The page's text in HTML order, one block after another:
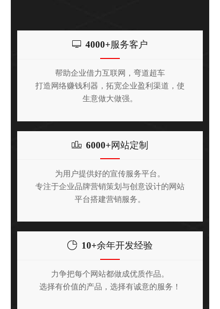
4000+服务客户
帮助企业借力互联网，弯道超车
打造网络赚钱利器，拓宽企业盈利渠道，使
生意做大做强。
6000+网站定制
为用户提供好的宣传服务平台。
专注于企业品牌营销策划与创意设计的网站
平台搭建营销服务。
10+余年开发经验
力争把每个网站都做成优质作品。
选择有价值的产品，选择有诚意的服务！